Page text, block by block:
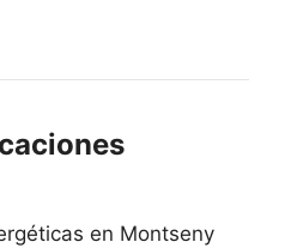
en Montseny